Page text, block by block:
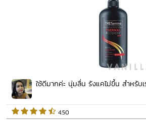
ใช้ดีมากค่ะ นุ่มลื่น รังแคไม่ขึ้น สำหรับเ
4.50